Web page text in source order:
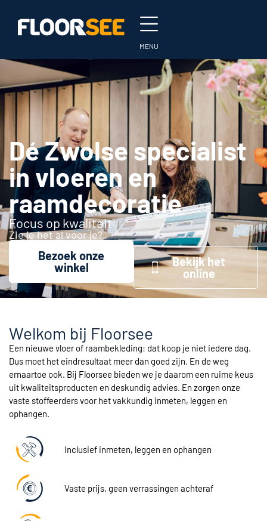
Dé Zwolse specialist
in vloeren en
raamdecoratie
Focus op kwaliteit
Zie je het al voor je?
Bezoek onze
winkel
Bekijk het
online
Welkom bij Floorsee
Een nieuwe vloer of raambekleding: dat koop je niet iedere dag.
Dus moet het eindresultaat meer dan goed zijn. En de weg
ernaartoe ook. Bij Floorsee bieden we je daarom een ruime keus
uit kwaliteitsproducten en deskundig advies. En zorgen onze
vaste stoffeerders voor het vakkundig inmeten, leggen en
ophangen.
Inclusief inmeten, leggen en ophangen
Vaste prijs, geen verrassingen achteraf